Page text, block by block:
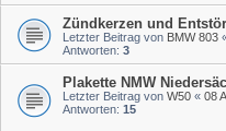
Zündkerzen und
Letzter Beitrag von BMW 803
Antworten: 3
Plakette NMW
Letzter Beitrag von W50 « 08
Antworten: 15